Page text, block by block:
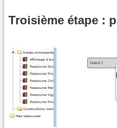
Troisième étape :